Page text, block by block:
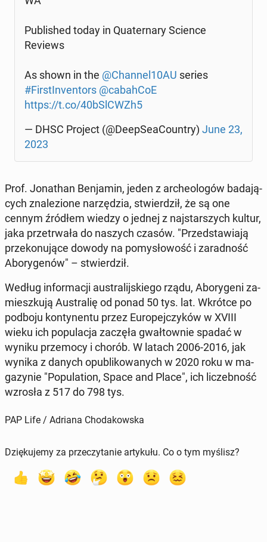
Pu­bli­shed today in Qu­ater­na­ry Science
Reviews
As shown in the @Channel10AU series
#Fir­stI­nven­tors @ca­bah­CoE
https://t.co/40bSlCWZh5
— DHSC Project (@De­ep­Se­aCo­un­try) June 23,
2023
Prof. Jo­na­than Ben­ja­min, jeden z ar­che­olo­gów ba­da­ją­
cych zna­le­zio­ne na­rzę­dzia, stwier­dził, że są one
cennym źródłem wiedzy o jednej z naj­star­szych kultur,
jaka prze­trwa­ła do naszych czasów. "Przed­sta­wia­ją
prze­ko­nu­ją­ce dowody na po­my­sło­wość i za­rad­ność
Abo­ry­ge­nów" – stwier­dził.
Według in­for­ma­cji au­stra­lij­skie­go rządu, Abo­ry­ge­ni za­
miesz­ku­ją Au­stra­lię od ponad 50 tys. lat. Wkrótce po
podboju kon­ty­nen­tu przez Eu­ro­pej­czy­ków w XVIII
wieku ich po­pu­la­cja zaczęła gwał­tow­nie spadać w
wyniku prze­mo­cy i chorób. W latach 2006-2016, jak
wynika z danych opu­bli­ko­wa­nych w 2020 roku w ma­
ga­zy­nie "Po­pu­la­tion, Space and Place", ich li­czeb­ność
wzrosła z 517 do 798 tys.
PAP Life / Adriana Chodakowska
Dziękujemy za przeczytanie artykułu. Co o tym myślisz?